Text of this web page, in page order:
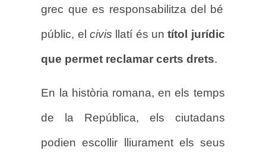
grec que es responsabilitza del bé
públic, elcivis llatí és untítol jurídic
que permet reclamar certs drets.
En la història romana, en els temps
de la República, els ciutadans
podien escollir lliurament els seus